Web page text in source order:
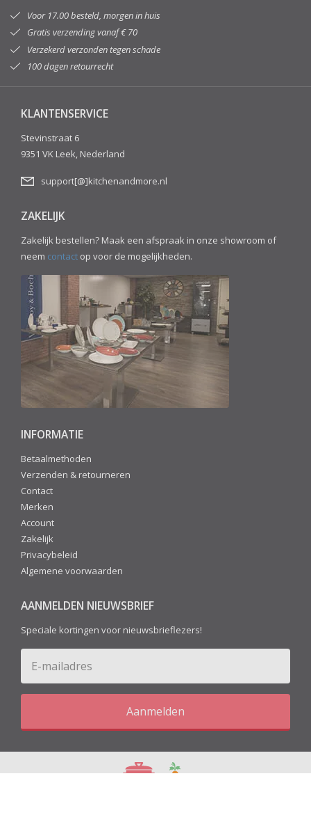
Voor 17.00 besteld, morgen in huis
Gratis verzending vanaf € 70
Verzekerd verzonden tegen schade
100 dagen retourrecht
KLANTENSERVICE
Stevinstraat 6
9351 VK Leek, Nederland
support[@]kitchenandmore.nl
ZAKELIJK
Zakelijk bestellen? Maak een afspraak in onze showroom of
neem contact op voor de mogelijkheden.
INFORMATIE
Betaalmethoden
Verzenden & retourneren
Contact
Merken
Account
Zakelijk
Privacybeleid
Algemene voorwaarden
AANMELDEN NIEUWSBRIEF
Speciale kortingen voor nieuwsbrieflezers!
Aanmelden